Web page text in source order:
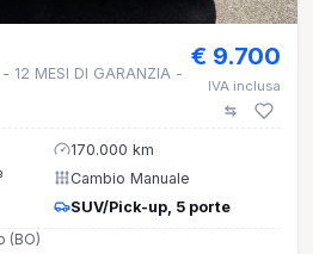
12 MESI DI GARANZIA -
€ 9.700
IVA inclusa
170.000 km
Cambio Manuale
SUV/Pick-up, 5 porte
(BO)